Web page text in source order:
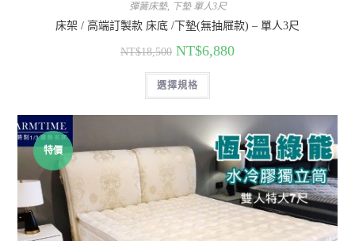
彈簧床墊, 下墊 單人3尺
床架 / 高端訂製款 床底 /下墊(無抽屜款) – 單人3尺
NT$18,500 NT$6,880
選擇規格
特價